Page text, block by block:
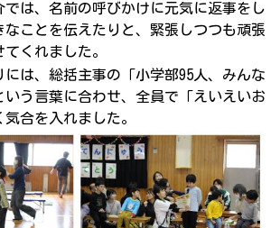
は、名前の呼びかけに元気に返事をし
なことを伝えたりと、緊張しつつも頑張
くれました。
は、総括主事の「小学部95人、みんな
いう言葉に合わせ、全員で「えいえいお
合を入れました。